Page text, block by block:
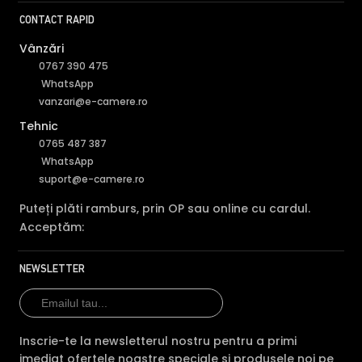
TRUE WDR (Wide Dinamic Range)
Spre deosebire de functia BLC (compensarea luminii din
spate), ambele functii fiind utile atunci cand in zona
exista contrast puternic de iluminare, functia TRUE WDR
2CD2743G2-IZS, compenseaza atat imaginea din prim
CONTACT RAPID
Vânzări
0767 390 475
WhatsApp
vanzari@e-camere.ro
Tehnic
0765 487 387
WhatsApp
suport@e-camere.ro
Puteți plăti ramburs, prin OP sau online cu cardul.
Acceptăm:
NEWSLETTER
Inscrie-te la newsletterul nostru pentru a primi
imediat ofertele noastre speciale si produsele noi pe